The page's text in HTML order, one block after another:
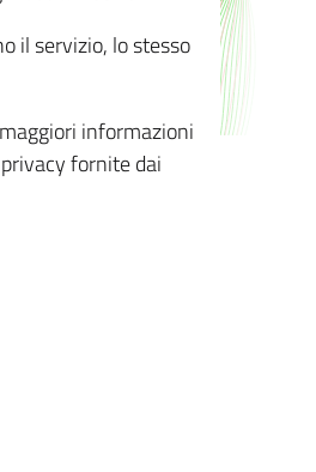
il servizio, lo stesso
informazioni
fornite dai